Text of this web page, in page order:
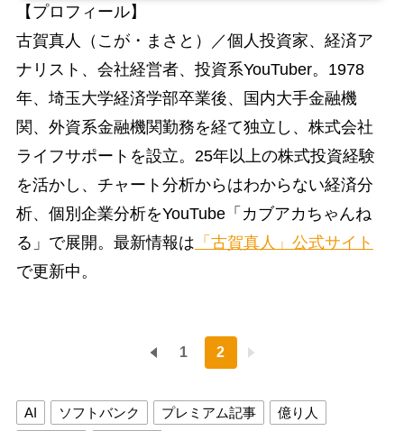
【プロフィール】
古賀真人（こが・まさと）／個人投資家、経済ア
ナリスト、会社経営者、投資系YouTuber。1978
年、埼玉大学経済学部卒業後、国内大手金融機
関、外資系金融機関勤務を経て独立し、株式会社
ライフサポートを設立。25年以上の株式投資経験
を活かし、チャート分析からはわからない経済分
析、個別企業分析をYouTube「カブアカちゃんね
る」で展開。最新情報は 「古賀真人」公式サイト
で更新中。
1 2
AI ソフトバンク プレミアム記事
億り人